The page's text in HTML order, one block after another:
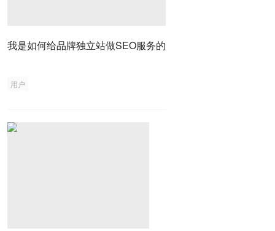
我是如何给品牌独立站做SEO服务的
用户